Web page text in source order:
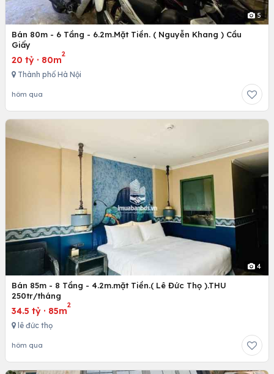
5
Bán 80m - 6 Tầng - 6.2m.Mặt Tiền. ( Nguyễn Khang ) Cầu
Giấy
20 tỷ · 80m
2
Thành phố Hà Nội
hôm qua
4
Bán 85m - 8 Tầng - 4.2m.mặt Tiền.( Lê Đức Thọ ).THU
250tr/tháng
34.5 tỷ · 85m
2
lê đức thọ
hôm qua